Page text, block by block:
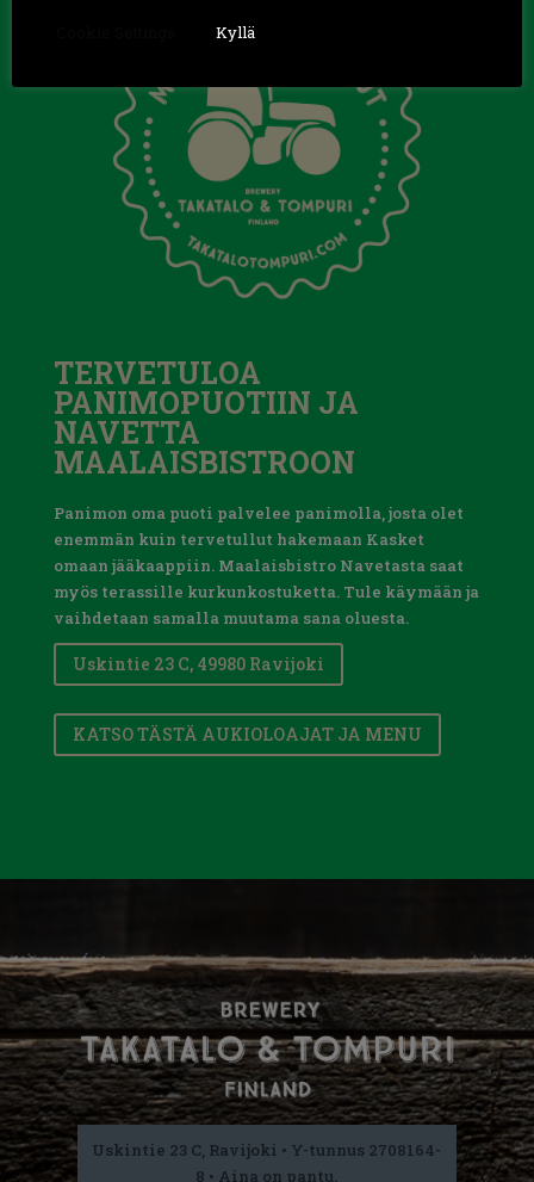
TERVETULOA
PANIMOPUOTIIN JA
NAVETTA
MAALAISBISTROON
Panimon oma puoti palvelee panimolla, josta olet
enemmän kuin tervetullut hakemaan Kasket
omaan jääkaappiin. Maalaisbistro Navetasta saat
myös terassille kurkunkostuketta. Tule käymään ja
vaihdetaan samalla muutama sana oluesta.
Uskintie 23 C, 49980 Ravijoki
KATSO TÄSTÄ AUKIOLOAJAT JA MENU
Uskintie 23 C, Ravijoki • Y-tunnus 2708164-
8 • Aina on pantu.
Kyllä